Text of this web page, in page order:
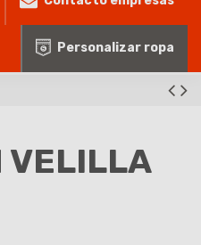
Personalizar ropa
VELILLA